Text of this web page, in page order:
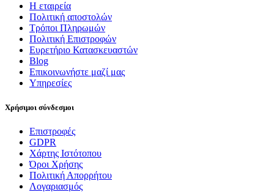
Η εταιρεία
Πολιτική αποστολών
Τρόποι Πληρωμών
Πολιτική Επιστροφών
Ευρετήριο Κατασκευαστών
Blog
Επικοινωνήστε μαζί μας
Υπηρεσίες
Χρήσιμοι σύνδεσμοι
Επιστροφές
GDPR
Χάρτης Ιστότοπου
Όροι Χρήσης
Πολιτική Απορρήτου
Λογαριασμός